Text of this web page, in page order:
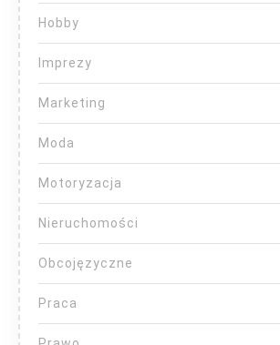
Hobby
Imprezy
Marketing
Moda
Motoryzacja
Nieruchomości
Obcojęzyczne
Praca